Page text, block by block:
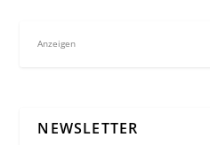
Anzeigen
NEWSLETTER